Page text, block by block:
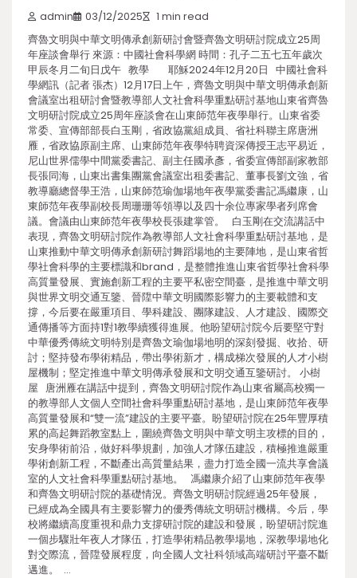
admin 03/12/2025 1 min read
齊魯文明與中華文明傳承創新研討會暨齊魯文明研討院成立25周
年座談會舉行 來源：中國社會科學網 時間：孔子二五七五年歲次
甲辰冬月二旬日戊午 教學 耶穌2024年12月20日 中國社會科
學網訊（記者 張杰）12月17日上午，齊魯文明與中華文明傳承創新
會議室出租研討會暨教導部人文社會科學重點研討基地山東省齊魯
文明研討院成立25周年座談會在山東師范年夜學舉行。山東省委
常委、宣傳部部長白玉剛，省政協黨組成員、省社科聯主席唐洲
雁，省政協原副主席、山東師范年夜學特聘資深傳授王志平易近，
尼山世界儒學中間黨委書記、副主任國承彥，省委宣傳部副家教部
長張同海，山東出書集團黨會議室出租委書記、董事長劉文強，省
教導廳總督學王浩，山東師范瑜伽場地年夜學黨委書記馮繼康，山
東師范年夜學副校長周珊珊等領導以及四十余位專家學者列席會
議。會議由山東師范年夜學校長張建掌管。 白玉剛在交流講話中
表現，齊魯文明研討院作為教導部人文社會科學重點研討基地，是
山東推動中華文明傳承創新研討舞蹈場地的主要陣地，是山東省哲
學社會科學的主要標識和brand，是整體推進山東省哲學社會科學
高質量發展、實施創新工程的主要平私密空間臺，是推進中華文明
與世界文明交通互鑒、晉陞中華文明國際影響力的主要載體和支
撐，今后要在嚴重項目、學科建設、團隊建設、人才建設、國際交
通傳播等方面持1對1教學續獲得進展。他盼望研討院今后要堅守對
中華優秀傳統文明特別是齊魯文瑜伽場地明的深刻發掘、收拾、研
討；堅持發布學術精品，帶出學術新才，構成梯次發展的人才小樹
屋機制；堅定推進中華文明傳承發展和文明交通互鑒研討。 小樹
屋 唐洲雁在講話中提到，齊魯文明研討院作為山東省屬高校獨一
的教導部人文個人空間社會科學重點研討基地，是山東師范年夜學
高質量發展和“雙一流”建設的主要平臺。盼望研討院在25年豐厚積
累的高起舞蹈教室點上，圍繞齊魯文明與中華文明主攻標的目的，
安身學術前沿，做好科學規劃，加強人才隊伍建設，積極推進嚴重
學術創新工程，不斷產出高質量結果，盡力打造全國一流共享會議
室的人文社會科學重點研討基地。 馮繼康介紹了山東師范年夜學
和齊魯文明研討院的基礎情況。齊魯文明研討院經過25年發展，
已經成為全國具有主要影響力的優秀傳統文明研討機構。今后，學
校將繼續高度重視和鼎力支撐研討院的建設和發展，盼望研討院進
一個步驟壯年夜人才隊伍，打造學術精品教學場地，深教學場地化
對交際流，晉陞發展程度，向全國人文社科領域高端研討平臺不斷
邁進。 …